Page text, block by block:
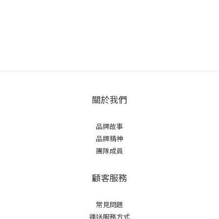
關於我們
品牌故事
品牌精神
團隊成員
顧客服務
常見問題
運送服務方式